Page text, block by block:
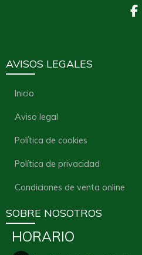
AVISOS LEGALES
Inicio
Aviso legal
Política de cookies
Política de privacidad
Condiciones de venta online
SOBRE NOSOTROS
HORARIO